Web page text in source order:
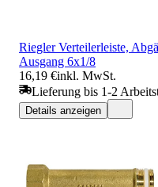
Riegler Verteilerleiste,
Ausgang 6x1/8
16,19 €inkl. MwSt.
Lieferung bis 1-2
Details anzeigen